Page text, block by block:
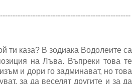
ти каза? В зодиака Водолеите са
на Лъва. Въпреки това те
и дори го задминават, но това
за да веселят другите и за да